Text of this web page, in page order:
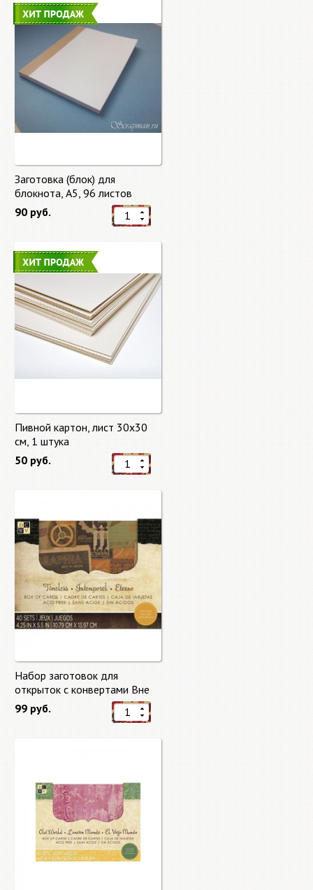
Заготовка (блок) для
блокнота, А5, 96 листов
90 руб.
Пивной картон, лист 30х30
cм, 1 штука
50 руб.
Набор заготовок для
открыток с конвертами Вне
времени (Timeless) от DCWV
99 руб.